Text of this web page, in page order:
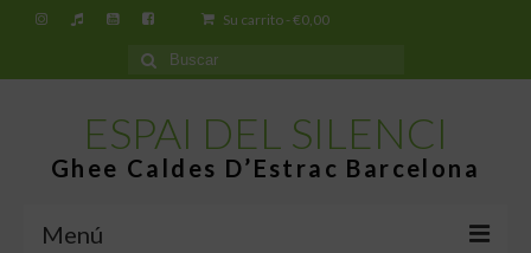
Su carrito -€0,00
Buscar
por:
ESPAI DEL SILENCI
Ghee Caldes D’Estrac Barcelona
Menú